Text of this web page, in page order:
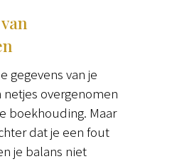
gegevens van je
overgenomen
boekhouding. Maar
dat je een fout
je balans niet